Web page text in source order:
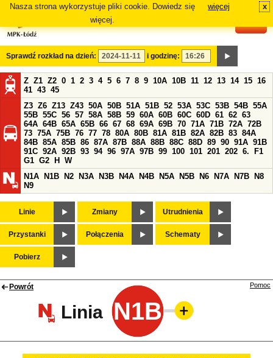
Nasza strona wykorzystuje pliki cookie. Dowiedz się
więcej.
więcej x
Sprawdź rozkład na dzień: i godzinę:
Z Z1 Z2 0 1 2 3 4 5 6 7 8 9 10A 10B 11 12 13 14 15 16
41 43 45
Z3 Z6 Z13 Z43 50A 50B 51A 51B 52 53A 53C 53B 54B 55A
55B 55C 56 57 58A 58B 59 60A 60B 60C 60D 61 62 63
64A 64B 65A 65B 66 67 68 69A 69B 70 71A 71B 72A 72B
73 75A 75B 76 77 78 80A 80B 81A 81B 82A 82B 83 84A
84B 85A 85B 86 87A 87B 88A 88B 88C 88D 89 90 91A 91B
91C 92A 92B 93 94 96 97A 97B 99 100 101 201 202 6.
F1
G1 G2 H
W
N1A
N1B N2 N3A N3B N4A N4B N5A N5B N6 N7A N7B
N8
N9
Linie Zmiany Utrudnienia
Przystanki Połączenia Schematy
Pobierz
Powrót
Linia N1B
Pomoc